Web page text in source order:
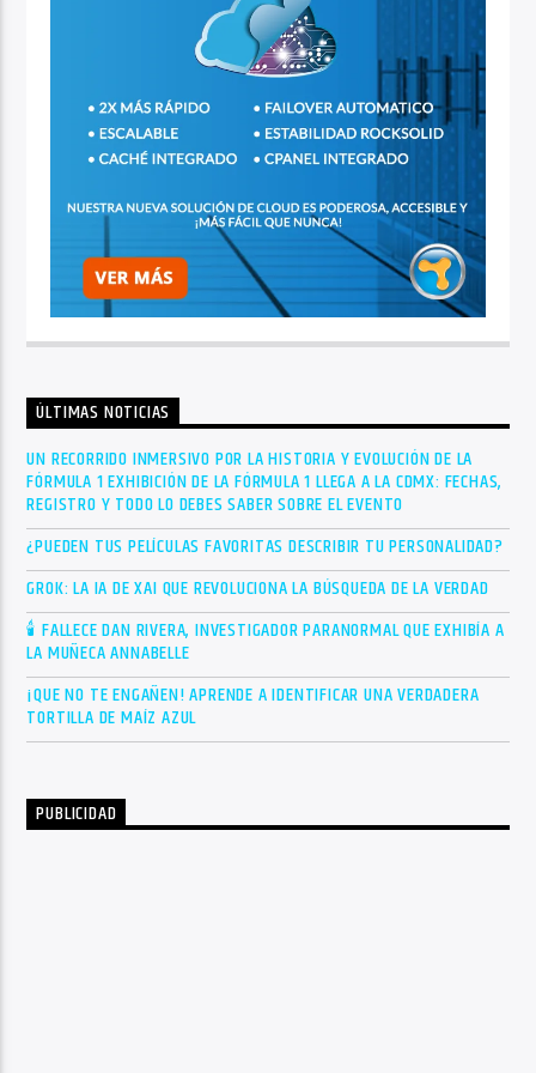
ÚLTIMAS NOTICIAS
UN RECORRIDO INMERSIVO POR LA HISTORIA Y EVOLUCIÓN DE LA
FÓRMULA 1 EXHIBICIÓN DE LA FÓRMULA 1 LLEGA A LA CDMX: FECHAS,
REGISTRO Y TODO LO DEBES SABER SOBRE EL EVENTO
¿PUEDEN TUS PELÍCULAS FAVORITAS DESCRIBIR TU PERSONALIDAD?
GROK: LA IA DE XAI QUE REVOLUCIONA LA BÚSQUEDA DE LA VERDAD
🕯 FALLECE DAN RIVERA, INVESTIGADOR PARANORMAL QUE EXHIBÍA A
LA MUÑECA ANNABELLE
¡QUE NO TE ENGAÑEN! APRENDE A IDENTIFICAR UNA VERDADERA
TORTILLA DE MAÍZ AZUL
PUBLICIDAD